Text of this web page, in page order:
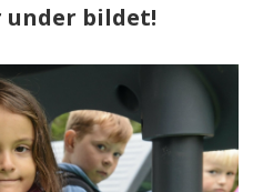
under bildet!